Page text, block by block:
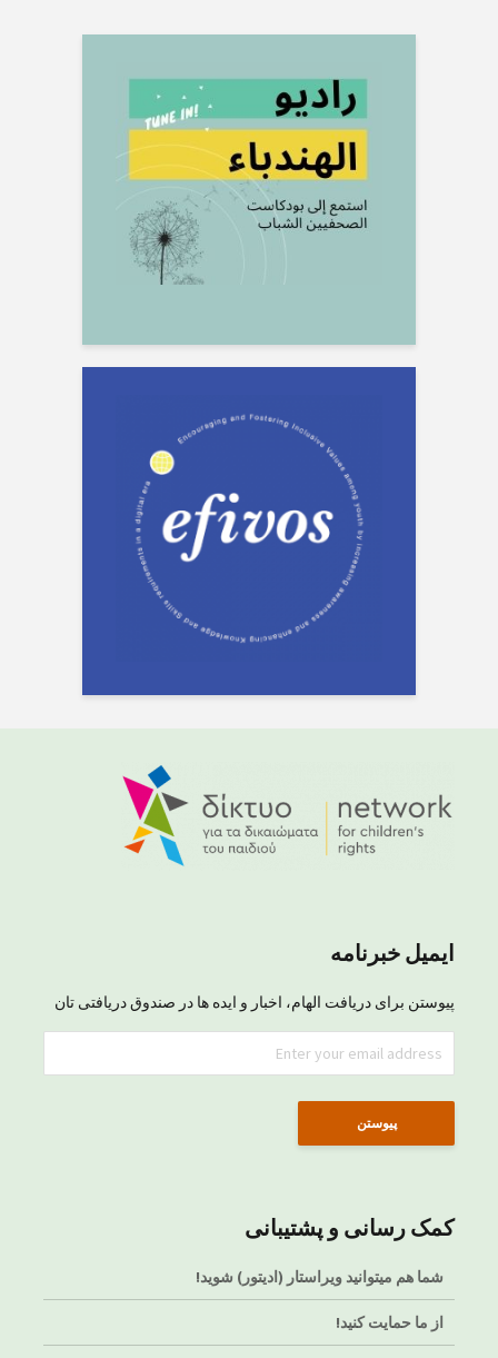
ایمیل خبرنامه
پیوستن برای دریافت الهام، اخبار و ایده ها در صندوق دریافتی تان
کمک رسانی و پشتیبانی
شما هم میتوانید ویراستار (ادیتور) شوید!
از ما حمایت کنید!